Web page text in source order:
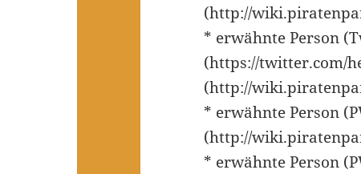
(http://
* erwähnte Person
(https://twitter.com/
(http://
* erwähnte Person
(http://
* erwähnte Person